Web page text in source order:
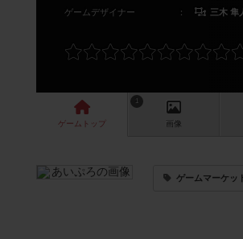
ゲームデザイナー
： 三木 隼
ゲーム トップ
1
画像
ゲームマーケッ